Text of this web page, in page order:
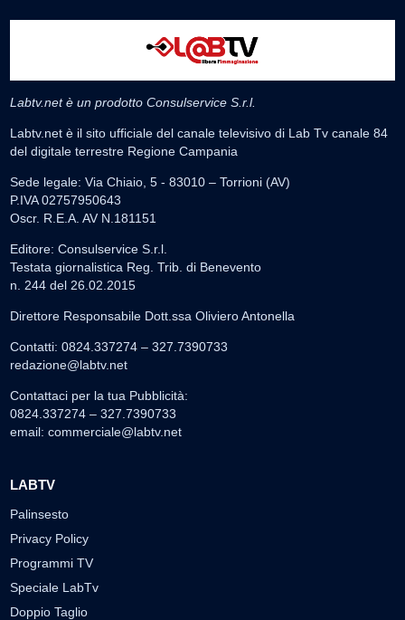
Labtv.net è un prodotto Consulservice S.r.l.
Labtv.net è il sito ufficiale del canale televisivo di Lab Tv canale 84
del digitale terrestre Regione Campania
Sede legale: Via Chiaio, 5 - 83010 – Torrioni (AV)
P.IVA 02757950643
Oscr. R.E.A. AV N.181151
Editore: Consulservice S.r.l.
Testata giornalistica Reg. Trib. di Benevento
n. 244 del 26.02.2015
Direttore Responsabile Dott.ssa Oliviero Antonella
Contatti: 0824.337274 – 327.7390733
redazione@labtv.net
Contattaci per la tua Pubblicità:
0824.337274 – 327.7390733
email: commerciale@labtv.net
LABTV
Palinsesto
Privacy Policy
Programmi TV
Speciale LabTv
Doppio Taglio